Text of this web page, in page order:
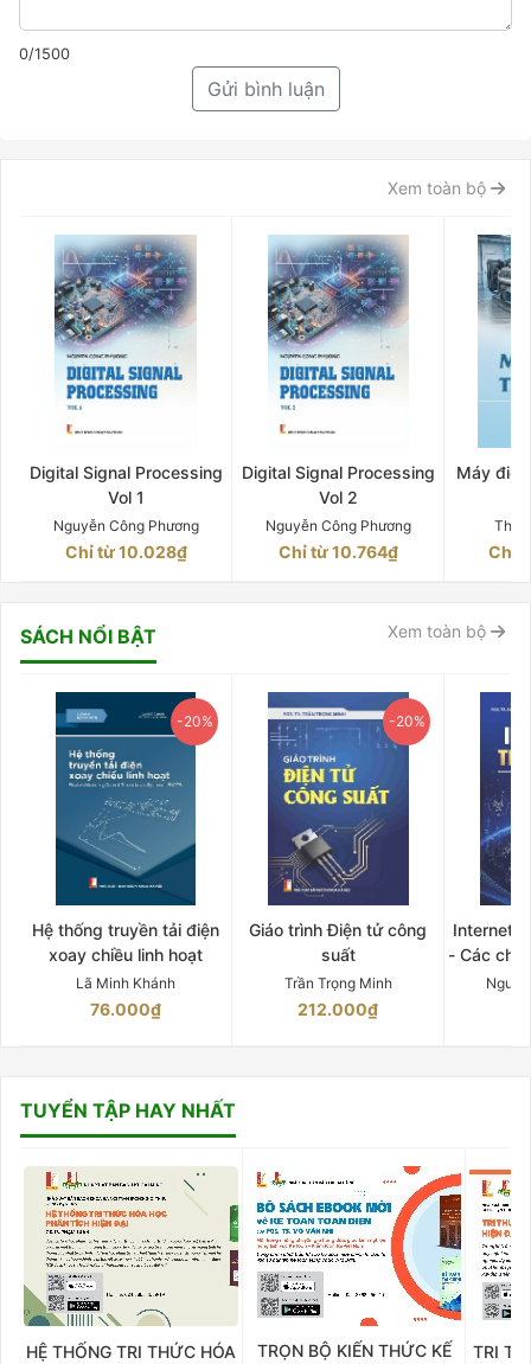
0/1500
Gửi bình luận
Xem toàn bộ
Digital Signal Processing
Vol 1
Nguyễn Công Phương
Chỉ từ 10.028₫
Digital Signal Processing
Vol 2
Nguyễn Công Phương
Chỉ từ 10.764₫
Máy
Chỉ
SÁCH NỔI BẬT Xem toàn bộ
-20%
Hệ thống truyền tải điện
xoay chiều linh hoạt
Lã Minh Khánh
76.000₫
-20%
Giáo trình Điện tử công
suất
Trần Trọng Minh
212.000₫
Internet
- Các
TUYỂN TẬP HAY NHẤT
HỆ THỐNG TRI THỨC HÓA
TRỌN BỘ KIẾN THỨC KẾ
TRI